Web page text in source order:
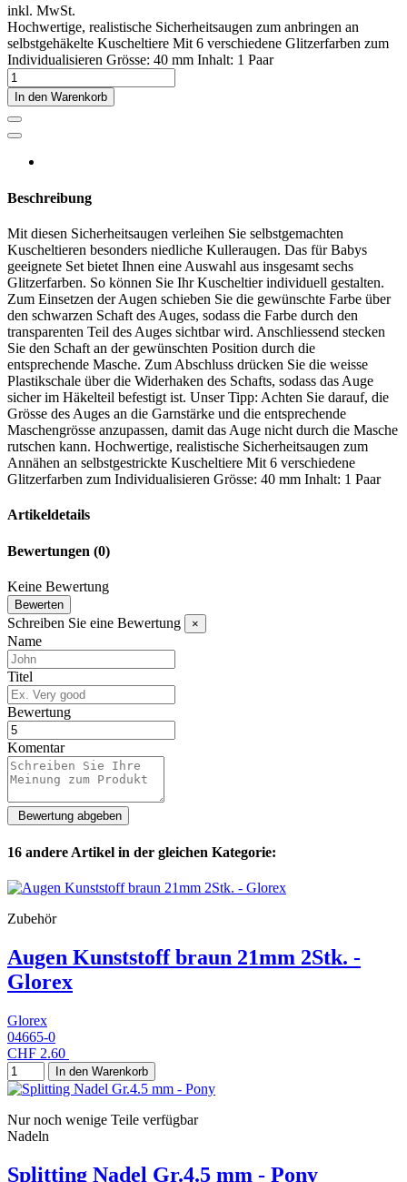
inkl. MwSt.
Hochwertige, realistische Sicherheitsaugen zum anbringen an
selbstgehäkelte Kuscheltiere Mit 6 verschiedene Glitzerfarben zum
Individualisieren Grösse: 40 mm Inhalt: 1 Paar
In den Warenkorb
Beschreibung
Mit diesen Sicherheitsaugen verleihen Sie selbstgemachten
Kuscheltieren besonders niedliche Kulleraugen. Das für Babys
geeignete Set bietet Ihnen eine Auswahl aus insgesamt sechs
Glitzerfarben. So können Sie Ihr Kuscheltier individuell gestalten.
Zum Einsetzen der Augen schieben Sie die gewünschte Farbe über
den schwarzen Schaft des Auges, sodass die Farbe durch den
transparenten Teil des Auges sichtbar wird. Anschliessend stecken
Sie den Schaft an der gewünschten Position durch die
entsprechende Masche. Zum Abschluss drücken Sie die weisse
Plastikschale über die Widerhaken des Schafts, sodass das Auge
sicher im Häkelteil befestigt ist. Unser Tipp: Achten Sie darauf, die
Grösse des Auges an die Garnstärke und die entsprechende
Maschengrösse anzupassen, damit das Auge nicht durch die Masche
rutschen kann. Hochwertige, realistische Sicherheitsaugen zum
Annähen an selbstgestrickte Kuscheltiere Mit 6 verschiedene
Glitzerfarben zum Individualisieren Grösse: 40 mm Inhalt: 1 Paar
Artikeldetails
Bewertungen (0)
Keine Bewertung
Bewerten
Schreiben Sie eine Bewertung ×
Name
Titel
Bewertung
Komentar
16 andere Artikel in der gleichen Kategorie:
Zubehör
Augen Kunststoff braun 21mm 2Stk. -
Glorex
Glorex
04665-0
CHF 2.60
In den Warenkorb
Nur noch wenige Teile verfügbar
Nadeln
Splitting Nadel Gr.4.5 mm - Pony